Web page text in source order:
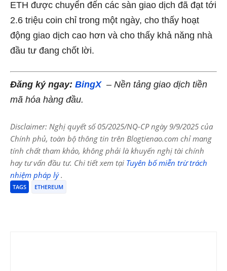
ETH được chuyển đến các sàn giao dịch đã đạt tới
2.6 triệu coin chỉ trong một ngày, cho thấy hoạt
động giao dịch cao hơn và cho thấy khả năng nhà
đầu tư đang chốt lời.
Đăng ký ngay: BingX– Nền tảng giao dịch tiền
mã hóa hàng đầu.
Disclaimer: Nghị quyết số 05/2025/NQ-CP ngày 9/9/2025 của
Chính phủ, toàn bộ thông tin trên Blogtienao.com chỉ mang
tính chất tham khảo, không phải là khuyến nghị tài chính
hay tư vấn đầu tư. Chi tiết xem tại Tuyên bố miễn trừ trách
nhiệm pháp lý.
TAGS ETHEREUM